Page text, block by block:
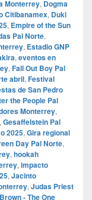
Monterrey, Dogma
Citibanamex, Duki
, Empire of the Sun
Pal Norte,
, Estadio GNP
, eventos en
, Fall Out Boy Pal
abril, Festival
de San Pedro
the People Pal
Monterrey,
, Gesaffelstein Pal
2025, Gira regional
Day Pal Norte,
, hookah
, impacto
, Jacinto
, Judas Priest
- The One